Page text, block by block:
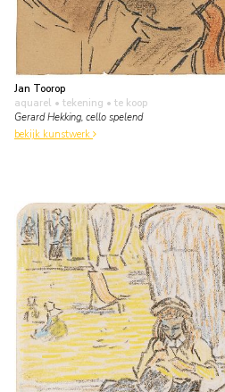
Jan Toorop
aquarel • tekening • te koop
Gerard Hekking, cello spelend
bekijk kunstwerk